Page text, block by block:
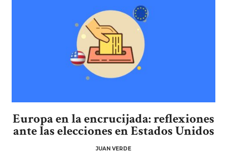
Europa en la encrucijada: reflexiones
ante las elecciones en Estados Unidos
JUAN VERDE